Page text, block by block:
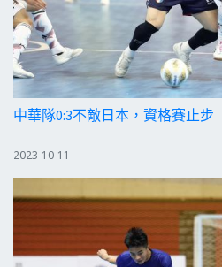
中華隊0:3不敵日本，資格賽止步
2023-10-11